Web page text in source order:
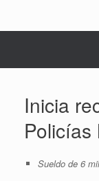
Inicia
Policías
Sueldo de 6